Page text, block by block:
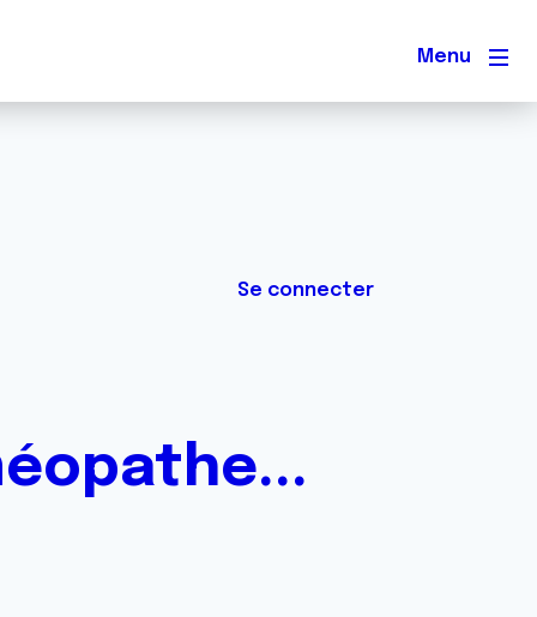
Menu
Se connecter